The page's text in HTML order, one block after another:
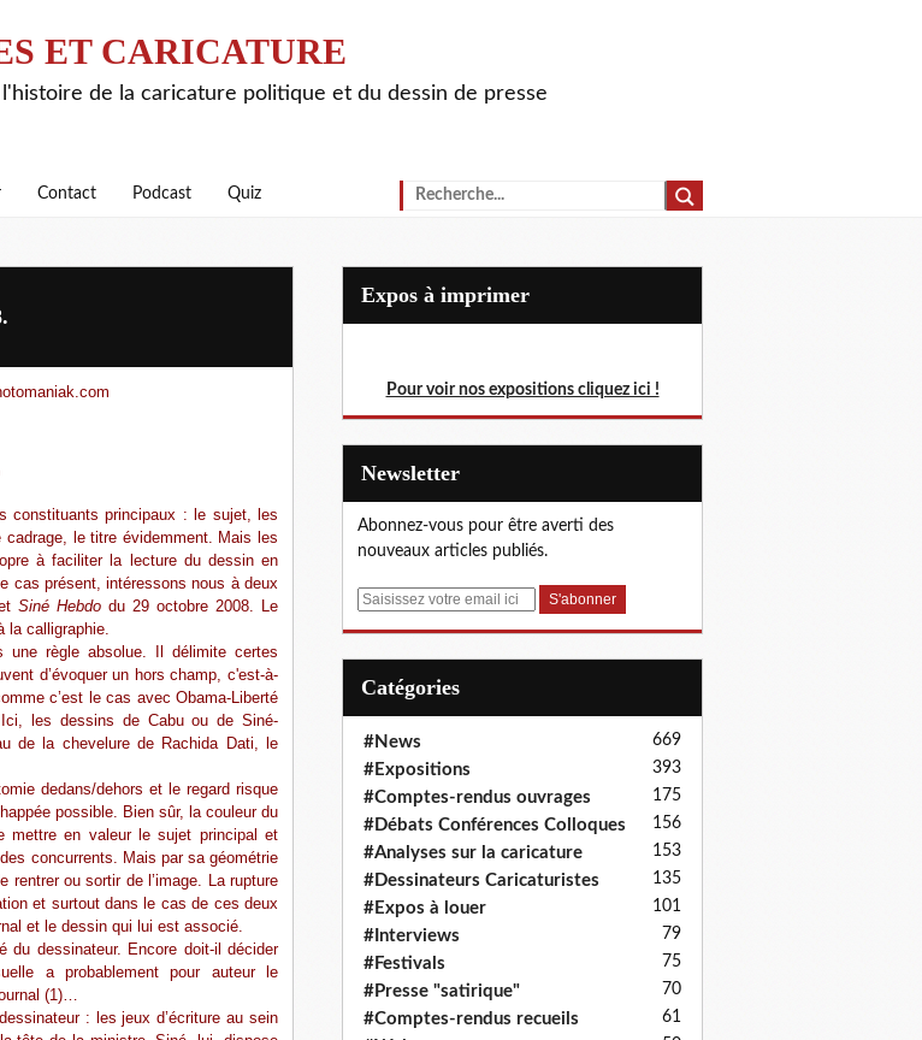
ET CARICATURE
de la caricature politique et du dessin de presse
Contact Podcast Quiz
constituants principaux : le sujet, les
le titre évidemment. Mais les
à faciliter la lecture du dessin en
cas présent, intéressons nous à deux
Siné Hebdo du 29 octobre 2008. Le
la calligraphie.
une règle absolue. Il délimite certes
d’évoquer un hors champ, c'est-à-
c’est le cas avec Obama-Liberté
les dessins de Cabu ou de Siné-
de la chevelure de Rachida Dati, le
dedans/dehors et le regard risque
possible. Bien sûr, la couleur du
mettre en valeur le sujet principal et
concurrents. Mais par sa géométrie
rentrer ou sortir de l’image. La rupture
et surtout dans le cas de ces deux
et le dessin qui lui est associé.
du dessinateur. Encore doit-il décider
a probablement pour auteur le
(1)…
: les jeux d’écriture au sein
Expos à imprimer
Pour voir nos expositions cliquez ici !
Newsletter
Abonnez-vous pour être averti des
nouveaux articles publiés.
E
Catégories
#News 669
#Expositions 393
#Comptes-rendus ouvrages 175
#Débats Conférences Colloques 156
#Analyses sur la caricature 153
#Dessinateurs Caricaturistes 135
#Expos à louer 101
#Interviews 79
#Festivals 75
#Presse "satirique" 70
#Comptes-rendus recueils 61